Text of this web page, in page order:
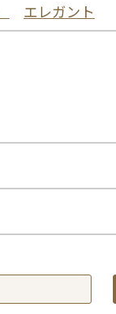
エレガント